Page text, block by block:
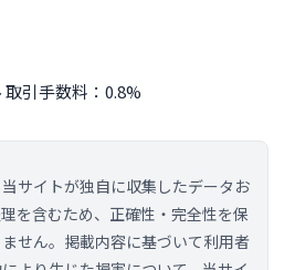
引手数料：0.8%
サイトが独自に収集したデータお
を含むため、正確性・完全性を保
せん。掲載内容に基づいて利用者